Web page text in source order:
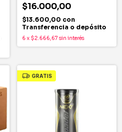
$16.000,00
$13.600,00 con
Transferencia o depósito
6 x $2.666,67 sin interés
GRATIS